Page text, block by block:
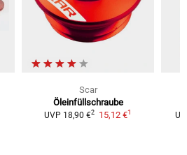
Scar
Öleinfüllschraube
UVP 18,90 €2 15,12 €1